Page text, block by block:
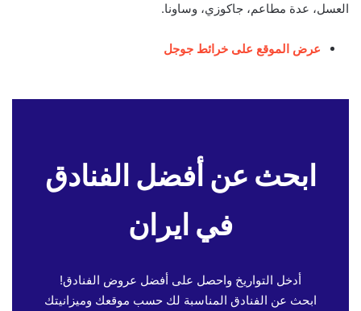
العسل، عدة مطاعم، جاكوزي، وساونا.
عرض الموقع على خرائط جوجل
ابحث عن أفضل الفنادق
في ايران
أدخل التواريخ واحصل على أفضل عروض الفنادق!
ابحث عن الفنادق المناسبة لك حسب موقعك وميزانيتك